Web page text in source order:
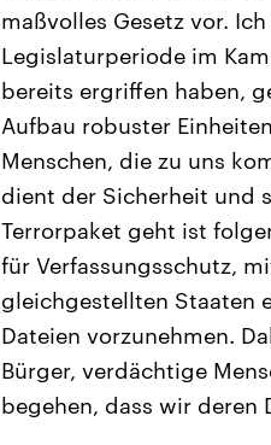
maßvolles Gesetz vor.
Legislaturperiode im
bereits ergriffen haben,
Aufbau robuster
Menschen, die zu uns
dient der Sicherheit und
Terrorpaket geht ist
für Verfassungsschutz,
gleichgestellten Staaten
Dateien vorzunehmen.
Bürger, verdächtige
begehen, dass wir deren